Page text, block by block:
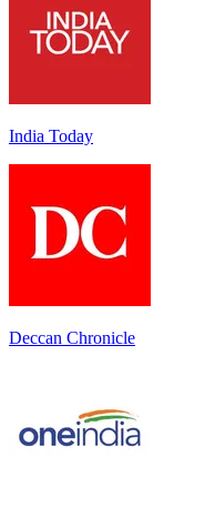
India Today
Deccan Chronicle